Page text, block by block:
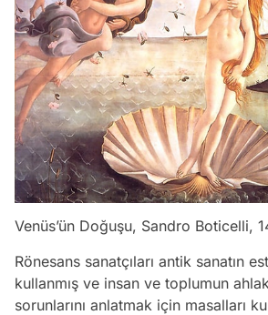
Venüs’ün Doğuşu, Sandro Boticelli,
Rönesans sanatçıları antik sanatın
kullanmış ve insan ve toplumun
sorunlarını anlatmak için masalları